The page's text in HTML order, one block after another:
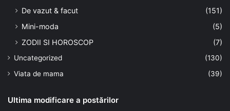
De vazut & facut
(151)
Mini-moda
(5)
ZODII SI HOROSCOP
(7)
Uncategorized
(130)
Viata de mama
(39)
Ultima modificare a postărilor